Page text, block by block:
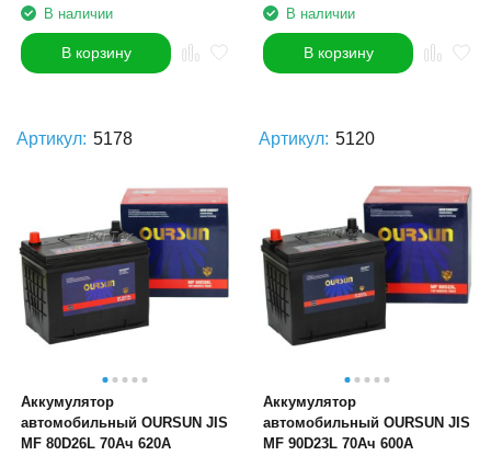
В наличии
В корзину
В наличии
В корзину
Артикул: 5178
Аккумулятор
автомобильный OURSUN JIS
MF 80D26L 70Ач 620А
Артикул: 5120
Аккумулятор
автомобильный OURSUN JIS
MF 90D23L 70Ач 600А